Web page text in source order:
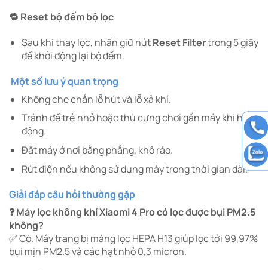
🔁 Reset bộ đếm bộ lọc
Sau khi thay lọc, nhấn giữ nútReset Filtertrong 5 giây
để khởi động lại bộ đếm.
Một số lưu ý quan trọng
Không che chắn lỗ hút và lỗ xả khí.
Tránh để trẻ nhỏ hoặc thú cưng chơi gần máy khi hoạt
động.
Đặt máy ở nơi bằng phẳng, khô ráo.
Rút điện nếu không sử dụng máy trong thời gian dài.
Giải đáp câu hỏi thường gặp
❓ Máy lọc không khí Xiaomi 4 Pro có lọc được bụi PM2.5
không?
✅ Có. Máy trang bị màng lọc HEPA H13 giúp lọc tới 99,97%
bụi mịn PM2.5 và các hạt nhỏ 0,3 micron.